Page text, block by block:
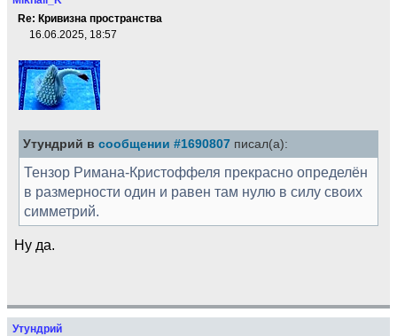
Re: Кривизна пространства
16.06.2025, 18:57
Утундрий в сообщении #1690807 писал(а):
Тензор Римана-Кристоффеля прекрасно определён
в размерности один и равен там нулю в силу своих
симметрий.
Ну да.
Утундрий